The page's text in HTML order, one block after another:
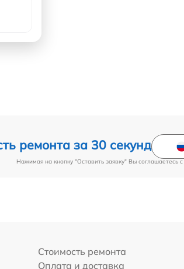
ремонта за 30 секунд
Нажимая на кнопку "Оставить заявку" Вы соглашаетесь c
Стоимость ремонта
Оплата и доставка